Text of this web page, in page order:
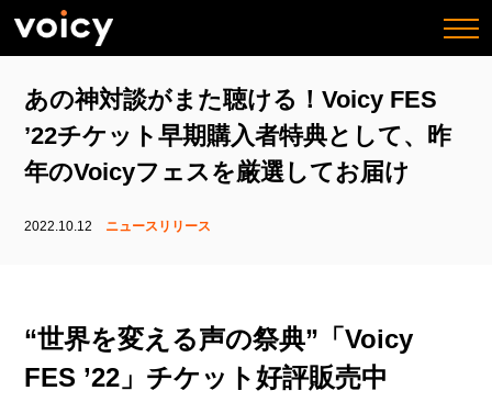
あの神対談がまた聴ける！Voicy FES
’22チケット早期購入者特典として、昨
年のVoicyフェスを厳選してお届け
2022.10.12 ニュースリリース
“世界を変える声の祭典”「Voicy
FES ’22」チケット好評販売中